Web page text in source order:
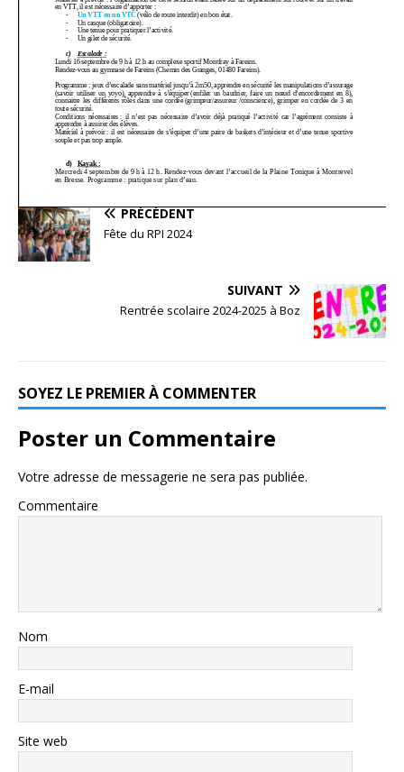
PRÉCÉDENT
Fête du RPI 2024
SUIVANT
Rentrée scolaire 2024-2025 à Boz
SOYEZ LE PREMIER À COMMENTER
Poster un Commentaire
Votre adresse de messagerie ne sera pas publiée.
Commentaire
Nom
E-mail
Site web